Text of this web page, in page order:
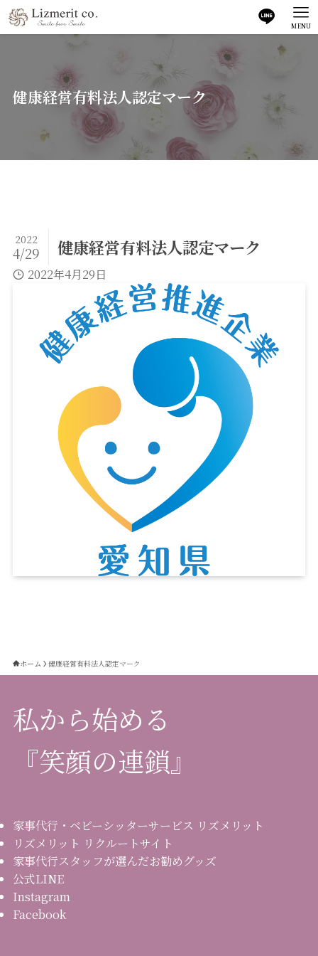
MENU
健康経営有料法人認定マーク
健康経営有料法人認定マーク
2022
4/29
2022年4月29日
ホーム 健康経営有料法人認定マーク
私から始める
『笑顔の連鎖』
家事代行・ベビーシッターサービス リズメリット
リズメリット リクルートサイト
家事代行スタッフが選んだお勧めグッズ
公式LINE
Instagram
Facebook